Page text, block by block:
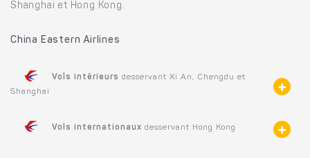
Shanghai et Hong Kong.
China Eastern Airlines
Vols intérieurs desservant Xi An, Chengdu et
Shanghai
Vols internationaux desservant Hong Kong